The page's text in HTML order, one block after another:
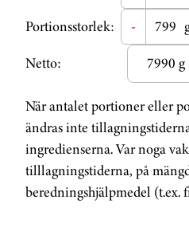
Portionsstorlek:
-
Netto:
7990 g
När antalet portioner eller
ändras inte
ingredienserna. Var noga
tilllagningstiderna, på
beredningshjälpmedel